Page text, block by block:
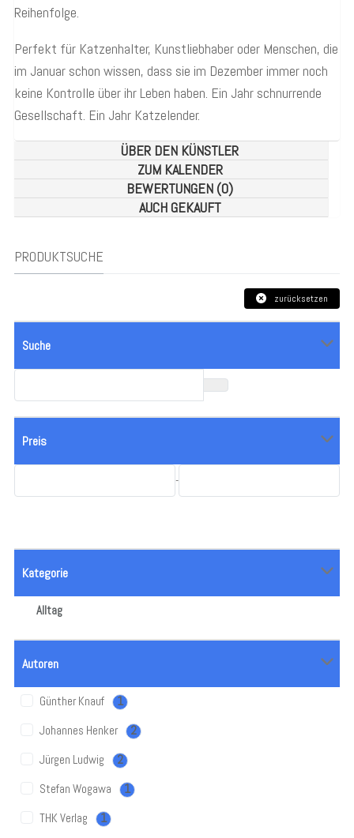
Reihenfolge.
Perfekt für Katzenhalter, Kunstliebhaber oder Menschen, die
im Januar schon wissen, dass sie im Dezember immer noch
keine Kontrolle über ihr Leben haben. Ein Jahr schnurrende
Gesellschaft. Ein Jahr Katzelender.
ÜBER DEN KÜNSTLER
ZUM KALENDER
BEWERTUNGEN (0)
AUCH GEKAUFT
PRODUKTSUCHE
zurücksetzen
Suche
Preis
-
Kategorie
Alltag
Autoren
Günther Knauf 1
Johannes Henker 2
Jürgen Ludwig 2
Stefan Wogawa 1
THK Verlag 1